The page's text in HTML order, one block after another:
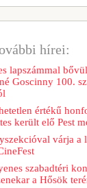
hírei:
lapszámmal
Goscinny 100.
értékű
került elő Pest
várja a
szabadtéri
a Hősök